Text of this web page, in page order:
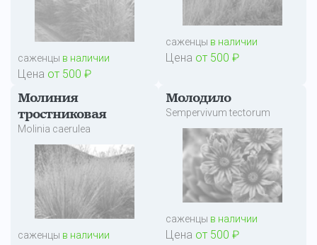
саженцы в наличии
Цена от 500 ₽
саженцы в наличии
Цена от 500 ₽
Молиния
тростниковая
Molinia caerulea
саженцы в наличии
Молодило
Sempervivum tectorum
саженцы в наличии
Цена от 500 ₽